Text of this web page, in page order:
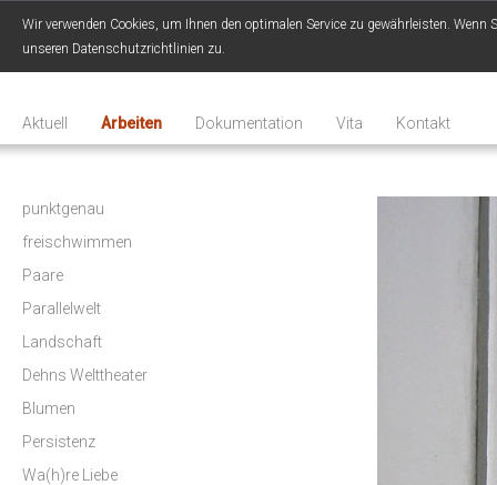
Wir verwenden Cookies, um Ihnen den optimalen Service zu gewährleisten. Wenn
unseren Datenschutzrichtlinien zu.
Aktuell Arbeiten Dokumentation Vita Kontakt
punktgenau
freischwimmen
Paare
Parallelwelt
Landschaft
Dehns Welttheater
Blumen
Persistenz
Wa(h)re Liebe